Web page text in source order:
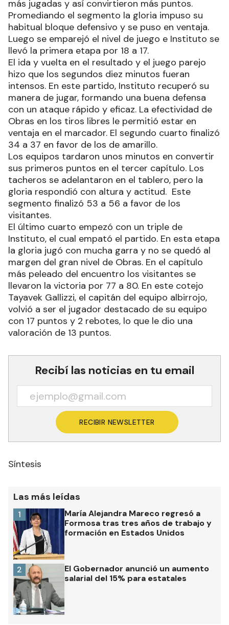
más jugadas y así convirtieron más puntos.
Promediando el segmento la gloria impuso su
habitual bloque defensivo y se puso en ventaja.
Luego se emparejó el nivel de juego e Instituto se
llevó la primera etapa por 18 a 17.
El ida y vuelta en el resultado y el juego parejo
hizo que los segundos diez minutos fueran
intensos. En este partido, Instituto recuperó su
manera de jugar, formando una buena defensa
con un ataque rápido y eficaz. La efectividad de
Obras en los tiros libres le permitió estar en
ventaja en el marcador. El segundo cuarto finalizó
34 a 37 en favor de los de amarillo.
Los equipos tardaron unos minutos en convertir
sus primeros puntos en el tercer capítulo. Los
tacheros se adelantaron en el tablero, pero la
gloria respondió con altura y actitud. Este
segmento finalizó 53 a 56 a favor de los
visitantes.
El último cuarto empezó con un triple de
Instituto, el cual empató el partido. En esta etapa
la gloria jugó con mucha garra y no se quedó al
margen del gran nivel de Obras. En el capítulo
más peleado del encuentro los visitantes se
llevaron la victoria por 77 a 80. En este cotejo
Tayavek Gallizzi, el capitán del equipo albirrojo,
volvió a ser el jugador destacado de su equipo
con 17 puntos y 2 rebotes, lo que le dio una
valoración de 13 puntos.
Recibí las noticias en tu email
RECIBIR NEWSLETTER
Síntesis
Las más leídas
María Alejandra Mareco regresó a
Formosa tras tres años de trabajo y
formación en Estados Unidos
1
El Gobernador anunció un aumento
salarial del 15% para estatales
2